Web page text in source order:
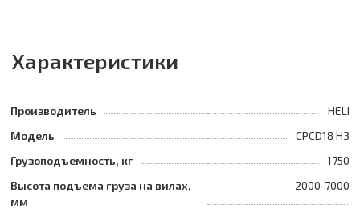
Характеристики
Производитель
HELI
Модель
CPCD18 H3
Грузоподъемность, кг
1750
Высота подъема груза на вилах,
мм
2000-7000